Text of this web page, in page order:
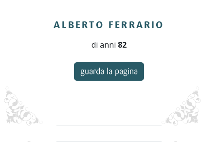
ALBERTO FERRARIO
di anni 82
guarda la pagina